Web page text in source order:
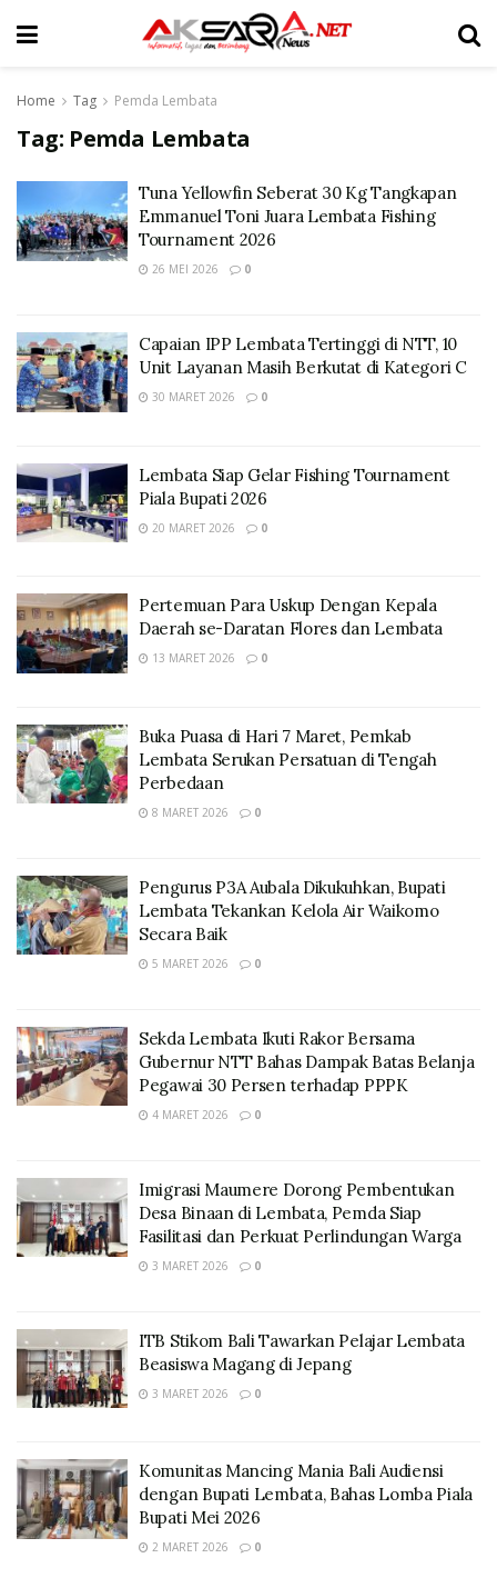
Home Tag Pemda Lembata
Tag: Pemda Lembata
Tuna Yellowfin Seberat 30 Kg Tangkapan
Emmanuel Toni Juara Lembata Fishing
Tournament 2026
26 MEI 2026 0
Capaian IPP Lembata Tertinggi di NTT, 10
Unit Layanan Masih Berkutat di Kategori C
30 MARET 2026 0
Lembata Siap Gelar Fishing Tournament
Piala Bupati 2026
20 MARET 2026 0
Pertemuan Para Uskup Dengan Kepala
Daerah se-Daratan Flores dan Lembata
13 MARET 2026 0
Buka Puasa di Hari 7 Maret, Pemkab
Lembata Serukan Persatuan di Tengah
Perbedaan
8 MARET 2026 0
Pengurus P3A Aubala Dikukuhkan, Bupati
Lembata Tekankan Kelola Air Waikomo
Secara Baik
5 MARET 2026 0
Sekda Lembata Ikuti Rakor Bersama
Gubernur NTT Bahas Dampak Batas Belanja
Pegawai 30 Persen terhadap PPPK
4 MARET 2026 0
Imigrasi Maumere Dorong Pembentukan
Desa Binaan di Lembata, Pemda Siap
Fasilitasi dan Perkuat Perlindungan Warga
3 MARET 2026 0
ITB Stikom Bali Tawarkan Pelajar Lembata
Beasiswa Magang di Jepang
3 MARET 2026 0
Komunitas Mancing Mania Bali Audiensi
dengan Bupati Lembata, Bahas Lomba Piala
Bupati Mei 2026
2 MARET 2026 0